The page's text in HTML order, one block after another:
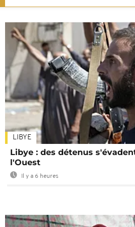
LIBYE
Libye : des détenus
l'Ouest
Il y a 6 heures